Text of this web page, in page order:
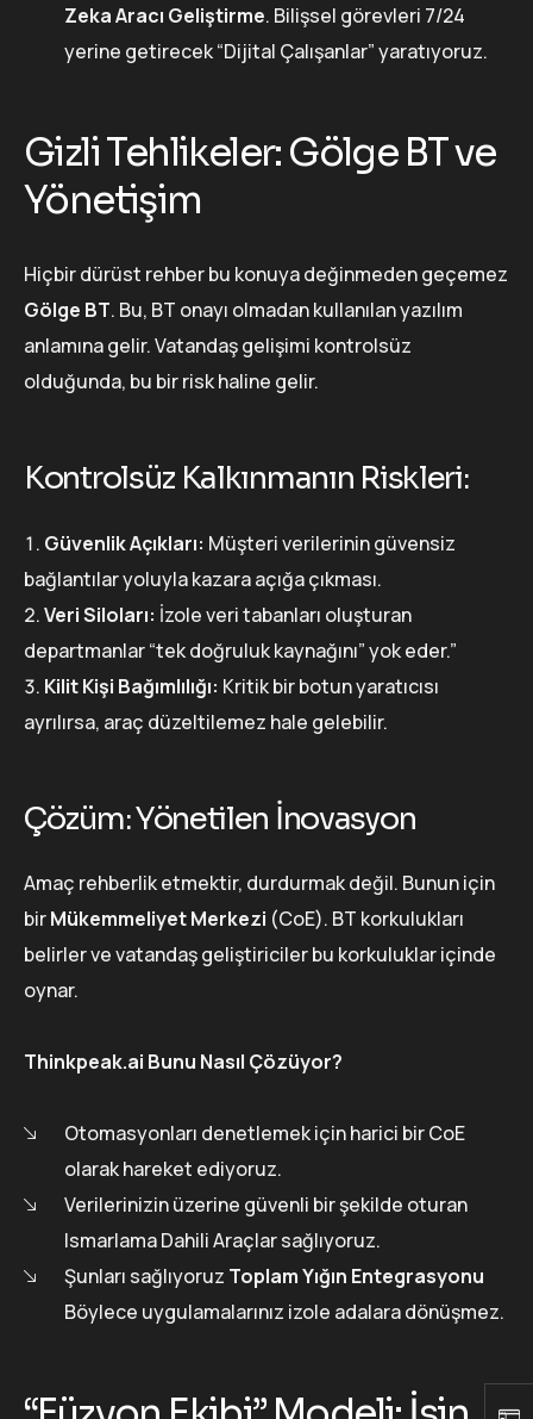
Zeka Aracı Geliştirme. Bilişsel görevleri 7/24
yerine getirecek “Dijital Çalışanlar” yaratıyoruz.
Gizli Tehlikeler: Gölge BT ve
Yönetişim
Hiçbir dürüst rehber bu konuya değinmeden geçemez
Gölge BT. Bu, BT onayı olmadan kullanılan yazılım
anlamına gelir. Vatandaş gelişimi kontrolsüz
olduğunda, bu bir risk haline gelir.
Kontrolsüz Kalkınmanın Riskleri:
Güvenlik Açıkları: Müşteri verilerinin güvensiz
bağlantılar yoluyla kazara açığa çıkması.
Veri Siloları: İzole veri tabanları oluşturan
departmanlar “tek doğruluk kaynağını” yok eder.”
Kilit Kişi Bağımlılığı: Kritik bir botun yaratıcısı
ayrılırsa, araç düzeltilemez hale gelebilir.
Çözüm: Yönetilen İnovasyon
Amaç rehberlik etmektir, durdurmak değil. Bunun için
birMükemmeliyet Merkezi (CoE). BT korkulukları
belirler ve vatandaş geliştiriciler bu korkuluklar içinde
oynar.
Thinkpeak.ai Bunu Nasıl Çözüyor?
Otomasyonları denetlemek için harici bir CoE
olarak hareket ediyoruz.
Verilerinizin üzerine güvenli bir şekilde oturan
Ismarlama Dahili Araçlar sağlıyoruz.
Şunları sağlıyoruz Toplam Yığın Entegrasyonu
Böylece uygulamalarınız izole adalara dönüşmez.